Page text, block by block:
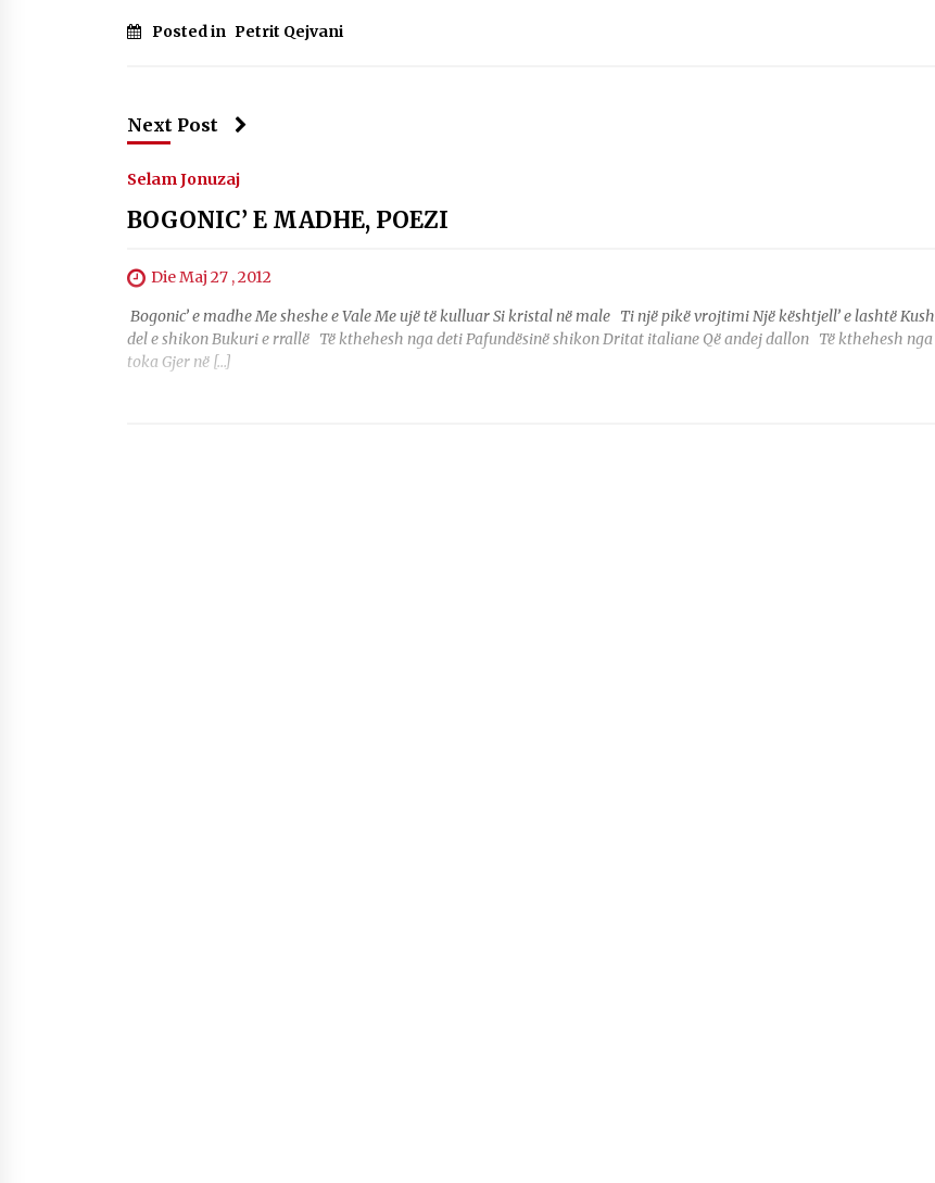
Posted in Petrit Qejvani
Next Post
Selam Jonuzaj
BOGONIC’ E MADHE, POEZI
Die Maj 27 , 2012
Bogonic’ e madhe Me sheshe e Vale Me ujë të kulluar Si kristal në male Ti një pikë vrojtimi Një kështjell’ e lashtë Kush
del e shikon Bukuri e rrallë Të kthehesh nga deti Pafundësinë shikon Dritat italiane Që andej dallon Të kthehesh nga
toka Gjer në […]